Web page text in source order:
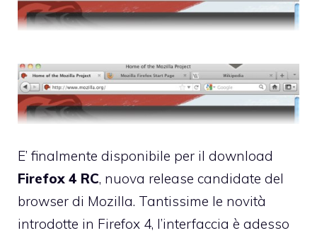
E’ finalmente disponibile per il download
Firefox 4 RC, nuova release candidate del
browser di Mozilla. Tantissime le novità
introdotte in Firefox 4, l’interfaccia è adesso